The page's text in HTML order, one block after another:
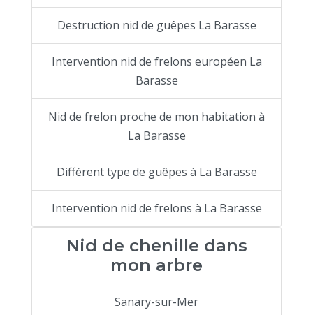
Destruction nid de guêpes La Barasse
Intervention nid de frelons européen La
Barasse
Nid de frelon proche de mon habitation à
La Barasse
Différent type de guêpes à La Barasse
Intervention nid de frelons à La Barasse
Nid de chenille dans
mon arbre
Sanary-sur-Mer